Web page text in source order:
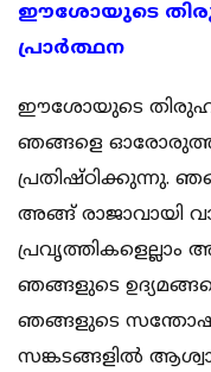
ഈശോയുടെ
പ്രാര്‍ത്ഥന
ഈശോയുടെ
ഞങ്ങളെ
പ്രതിഷ്ഠിക്കുന്നു.
അങ്ങ് രാജാവായി
പ്രവൃത്തികളെല്ലാം
ഞങ്ങളുടെ
ഞങ്ങളുടെ
സങ്കടങ്ങളില്‍